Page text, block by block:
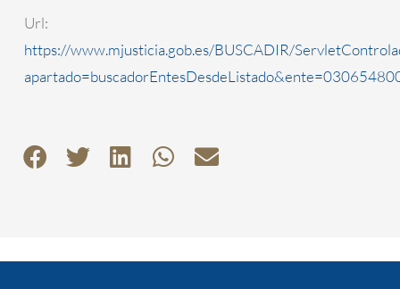
Url:
https://www.mjusticia.gob.es/BUSCADIR/